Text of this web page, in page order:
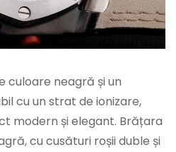
culoare neagră și un
cu un strat de ionizare,
modern și elegant. Brățara
cu cusături roșii duble și